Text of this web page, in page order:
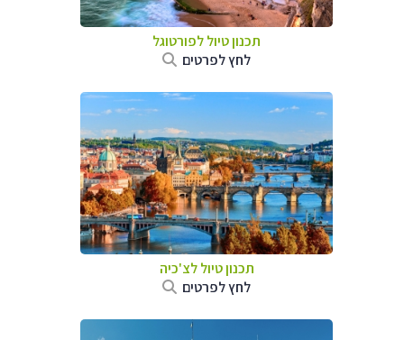
תכנון טיול לפורטוגל
לחץ לפרטים
תכנון טיול לצ'כיה
לחץ לפרטים